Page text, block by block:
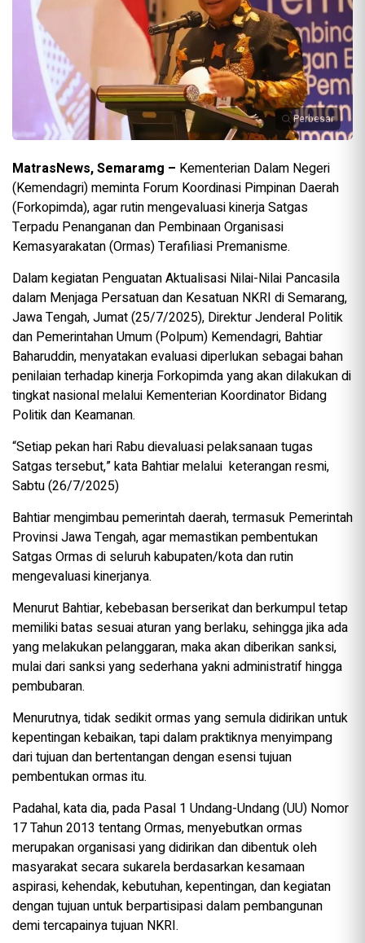
Perbesar
MatrasNews, Semaramg – Kementerian Dalam Negeri
(Kemendagri) meminta Forum Koordinasi Pimpinan Daerah
(Forkopimda), agar rutin mengevaluasi kinerja Satgas
Terpadu Penanganan dan Pembinaan Organisasi
Kemasyarakatan (Ormas) Terafiliasi Premanisme.
Dalam kegiatan Penguatan Aktualisasi Nilai-Nilai Pancasila
dalam Menjaga Persatuan dan Kesatuan NKRI di Semarang,
Jawa Tengah, Jumat (25/7/2025), Direktur Jenderal Politik
dan Pemerintahan Umum (Polpum) Kemendagri, Bahtiar
Baharuddin, menyatakan evaluasi diperlukan sebagai bahan
penilaian terhadap kinerja Forkopimda yang akan dilakukan di
tingkat nasional melalui Kementerian Koordinator Bidang
Politik dan Keamanan.
“Setiap pekan hari Rabu dievaluasi pelaksanaan tugas
Satgas tersebut,” kata Bahtiar melalui keterangan resmi,
Sabtu (26/7/2025)
Bahtiar mengimbau pemerintah daerah, termasuk Pemerintah
Provinsi Jawa Tengah, agar memastikan pembentukan
Satgas Ormas di seluruh kabupaten/kota dan rutin
mengevaluasi kinerjanya.
Menurut Bahtiar, kebebasan berserikat dan berkumpul tetap
memiliki batas sesuai aturan yang berlaku, sehingga jika ada
yang melakukan pelanggaran, maka akan diberikan sanksi,
mulai dari sanksi yang sederhana yakni administratif hingga
pembubaran.
Menurutnya, tidak sedikit ormas yang semula didirikan untuk
kepentingan kebaikan, tapi dalam praktiknya menyimpang
dari tujuan dan bertentangan dengan esensi tujuan
pembentukan ormas itu.
Padahal, kata dia, pada Pasal 1 Undang-Undang (UU) Nomor
17 Tahun 2013 tentang Ormas, menyebutkan ormas
merupakan organisasi yang didirikan dan dibentuk oleh
masyarakat secara sukarela berdasarkan kesamaan
aspirasi, kehendak, kebutuhan, kepentingan, dan kegiatan
dengan tujuan untuk berpartisipasi dalam pembangunan
demi tercapainya tujuan NKRI.